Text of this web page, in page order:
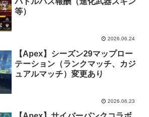
等）
2026.06.24
【Apex】シーズン29マップロー
テーション（ランクマッチ、カジ
ュアルマッチ）変更あり
2026.06.23